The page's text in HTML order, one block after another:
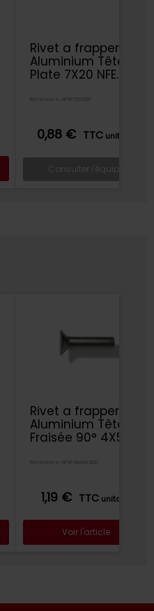
Rivet a frapper
Aluminium Tête
Plate 7X20 NFE
Référence: RP3P70X200
0,88 € TTC unitaire
Consulter l'équipe
Rivet a frapper
Aluminium Tête
Fraisée 90° 4X50
Référence: RP3F9040X500
1,19 € TTC unitaire
Voir l'article